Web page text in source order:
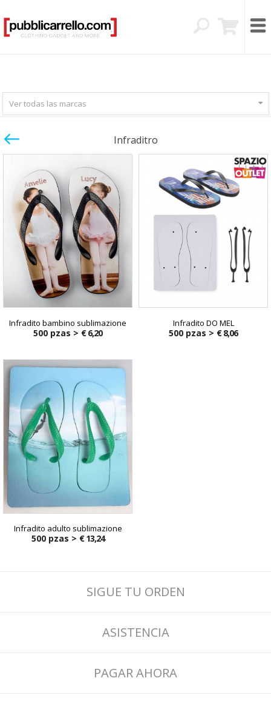
Ver todas las marcas
Infraditro
Infradito bambino sublimazione
500 pzas > € 6,20
Infradito DO MEL
500 pzas > € 8,06
Infradito adulto sublimazione
500 pzas > € 13,24
SIGUE TU ORDEN
ASISTENCIA
PAGAR AHORA